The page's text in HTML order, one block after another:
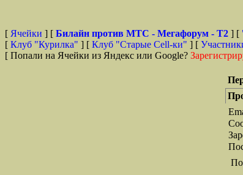
[ Ячейки ] [ Билайн против МТС - Мегафорум - T2 ] [
[ Клуб "Курилка" ] [ Клуб "Старые Сell-ки" ] [
[ Попали на Ячейки из Яндекс или Google?